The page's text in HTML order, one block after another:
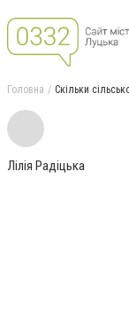
Головна Скільки
Лілія Радіцька